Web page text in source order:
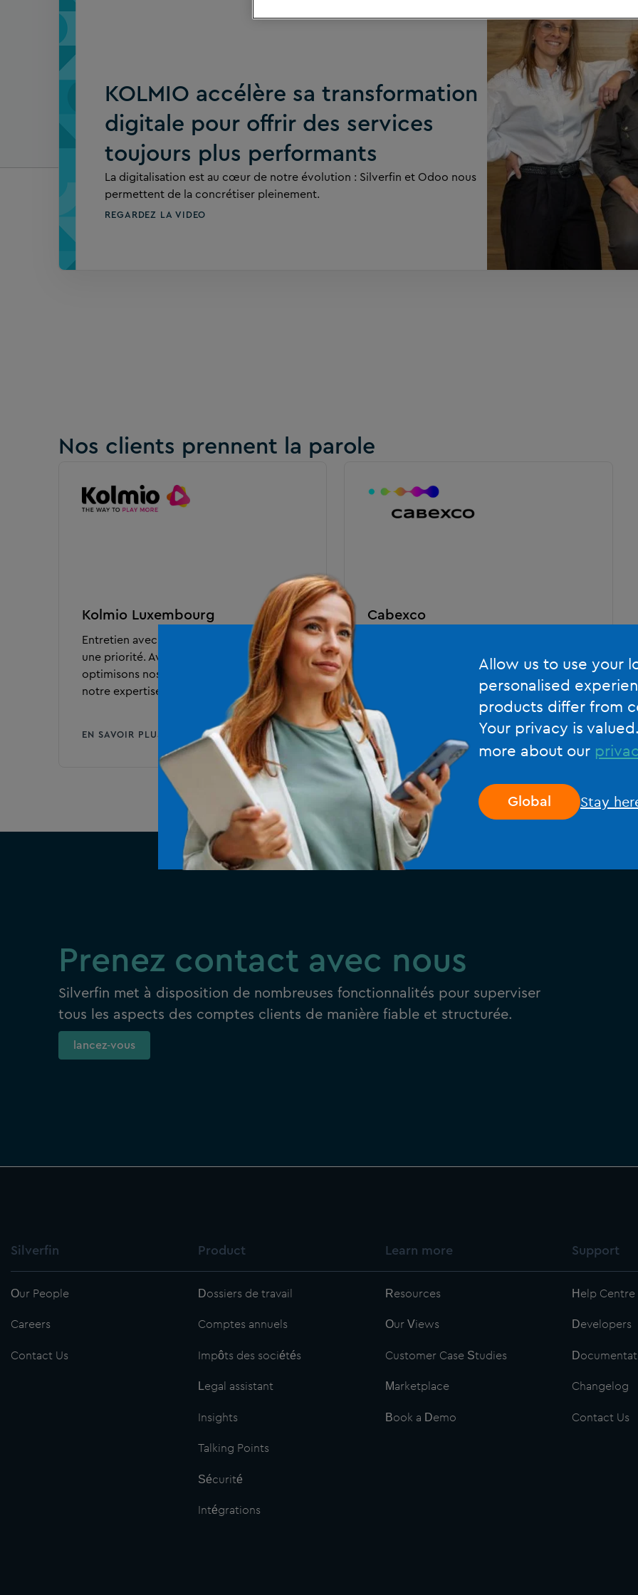
KOLMIO accélère sa transformation
digitale pour offrir des services
toujours plus performants
La digitalisation est au cœur de notre évolution : Silverfin et Odoo nous
permettent de la concrétiser pleinement.
REGARDEZ LA VIDEO
Nos clients prennent la parole
Kolmio Luxembourg
Entretien avec Kolmio: la digitalisation est
une priorité. Avec Silverfin et Odoo, nous
optimisons nos processus et renforçons
notre expertise.
EN SAVOIR PLUS
Cabexco
Silverfin renforce notre rôle de partenaire
EN SAVOIR PLUS
Prenez contact avec nous
Silverfin met à disposition de nombreuses fonctionnalités pour superviser
tous les aspects des comptes clients de manière fiable et structurée.
lancez‑vous
Silverfin
Our People
Careers
Contact Us
Product
Dossiers de travail
Comptes annuels
Impôts des sociétés
Legal assistant
Insights
Talking Points
Sécurité
Intégrations
Learn more
Resources
Our Views
Customer Case Studies
Marketplace
Book a Demo
Support
Help Centre
Developers
Changelog
Contact Us
Allow us to use your
personalised
products differ from
Your privacy is
more about our
Global Stay